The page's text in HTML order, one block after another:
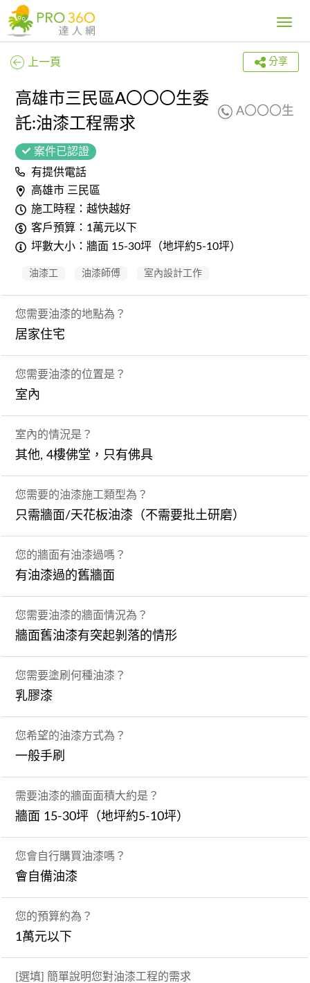
Toggle
上一頁 分享
高雄市三民區A〇〇〇生委
託:油漆工程需求
A〇〇〇生
案件已認證
有提供電話
高雄市 三民區
施工時程：越快越好
客戶預算：1萬元以下
坪數大小：牆面 15-30坪（地坪約5-10坪）
油漆工 油漆師傅 室內設計工作
您需要油漆的地點為？
居家住宅
您需要油漆的位置是？
室內
室內的情況是？
其他, 4樓佛堂，只有佛具
您需要的油漆施工類型為？
只需牆面/天花板油漆（不需要批土研磨）
您的牆面有油漆過嗎？
有油漆過的舊牆面
您需要油漆的牆面情況為？
牆面舊油漆有突起剝落的情形
您需要塗刷何種油漆？
乳膠漆
您希望的油漆方式為？
一般手刷
需要油漆的牆面面積大約是？
牆面 15-30坪（地坪約5-10坪）
您會自行購買油漆嗎？
會自備油漆
您的預算約為？
1萬元以下
[選填] 簡單說明您對油漆工程的需求